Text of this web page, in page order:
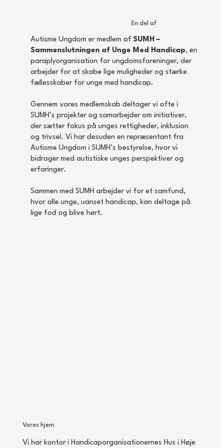
En del af
Autisme Ungdom er medlem afSUMH –
Sammenslutningen af Unge Med Handicap, en
paraplyorganisation for ungdomsforeninger, der
arbejder for at skabe lige muligheder og stærke
fællesskaber for unge med handicap.
Gennem vores medlemskab deltager vi ofte i
SUMH’s projekter og samarbejder om initiativer,
der sætter fokus på unges rettigheder, inklusion
og trivsel. Vi har desuden en repræsentant fra
Autisme Ungdom i SUMH’s bestyrelse, hvor vi
bidrager med autistiske unges perspektiver og
erfaringer.
Sammen med SUMH arbejder vi for et samfund,
hvor alle unge, uanset handicap, kan deltage på
lige fod og blive hørt.
Vores hjem
Vi har kontor i Handicaporganisationernes Hus i Høje